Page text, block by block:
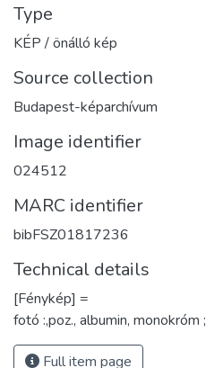
Type
KÉP / önálló kép
Source collection
Budapest-képarchívum
Image identifier
024512
MARC identifier
bibFSZ01817236
Technical details
[Fénykép] =
fotó :,poz., albumin, monokróm ;
Full item page